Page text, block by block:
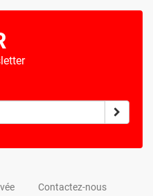
Contactez-nous